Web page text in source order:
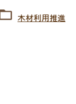
木材利用推進